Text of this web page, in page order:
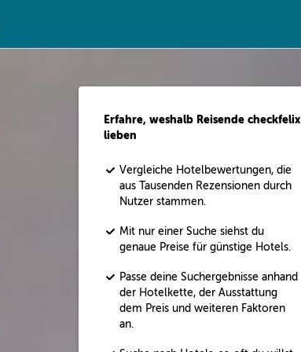
Erfahre, weshalb Reisende checkfelix
lieben
Vergleiche Hotelbewertungen, die
aus Tausenden Rezensionen durch
Nutzer stammen.
Mit nur einer Suche siehst du
genaue Preise für günstige Hotels.
Passe deine Suchergebnisse anhand
der Hotelkette, der Ausstattung
dem Preis und weiteren Faktoren
an.